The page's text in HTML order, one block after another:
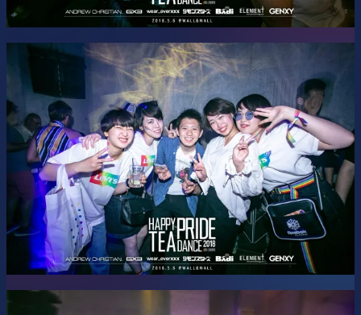
K- POPパーティー、JKRUSH. 敏腕DJsがショートミックス
で紡いで行くから物語はどんどん進んでいく。一瞬たりとも
見逃すな！
Music by DJs:
AKITO / hira / HYUN / MON / NAOKI / NISSY / RYUYA /
YUKITA
---
Door Boys: DAI / KENT
Jagermeister Boy: TAKA